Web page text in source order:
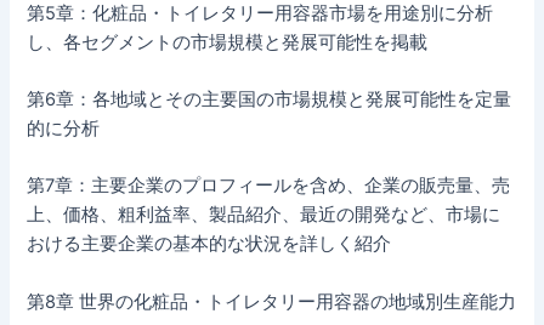
第5章：化粧品・トイレタリー用容器市場を用途別に分析
し、各セグメントの市場規模と発展可能性を掲載
第6章：各地域とその主要国の市場規模と発展可能性を定量
的に分析
第7章：主要企業のプロフィールを含め、企業の販売量、売
上、価格、粗利益率、製品紹介、最近の開発など、市場に
おける主要企業の基本的な状況を詳しく紹介
第8章 世界の化粧品・トイレタリー用容器の地域別生産能力